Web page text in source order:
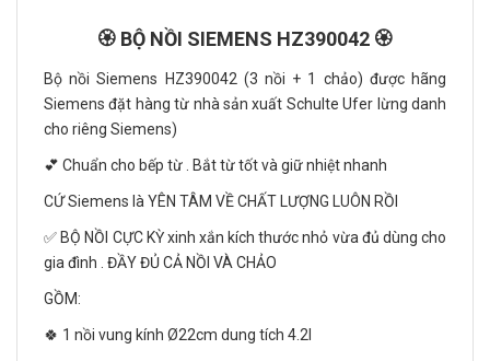
🏵️ BỘ NỒI SIEMENS HZ390042 🏵️
Bộ nồi Siemens HZ390042 (3 nồi + 1 chảo) được hãng
Siemens đặt hàng từ nhà sản xuất Schulte Ufer lừng danh
cho riêng Siemens)
💕 Chuẩn cho bếp từ . Bắt từ tốt và giữ nhiệt nhanh
CỨ Siemens là YÊN TÂM VỀ CHẤT LƯỢNG LUÔN RỒI
✅ BỘ NỒI CỰC KỲ xinh xắn kích thước nhỏ vừa đủ dùng cho
gia đình . ĐẦY ĐỦ CẢ NỒI VÀ CHẢO
GỒM:
🍀 1 nồi vung kính Ø22cm dung tích 4.2l